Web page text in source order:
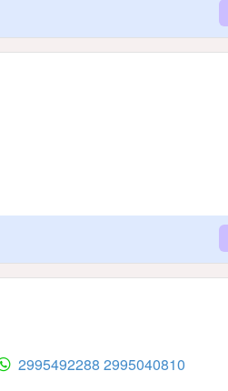
2995492288 2995040810